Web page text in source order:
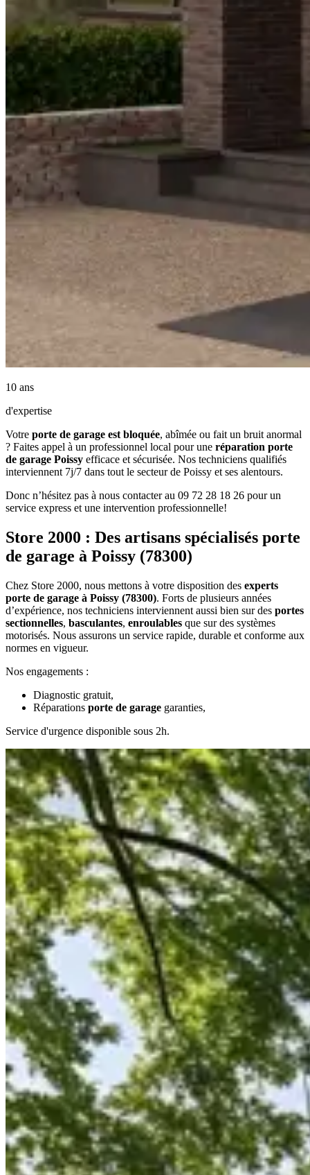
10 ans
d'expertise
Votre porte de garage est bloquée, abîmée ou fait un bruit anormal
? Faites appel à un professionnel local pour une réparation porte
de garage Poissy efficace et sécurisée. Nos techniciens qualifiés
interviennent 7j/7 dans tout le secteur de Poissy et ses alentours.
Donc n’hésitez pas à nous contacter au 09 72 28 18 26 pour un
service express et une intervention professionnelle!
Store 2000 : Des artisans spécialisés porte
de garage à Poissy (78300)
Chez Store 2000, nous mettons à votre disposition des experts
porte de garage à Poissy (78300). Forts de plusieurs années
d’expérience, nos techniciens interviennent aussi bien sur des portes
sectionnelles, basculantes, enroulables que sur des systèmes
motorisés. Nous assurons un service rapide, durable et conforme aux
normes en vigueur.
Nos engagements :
Diagnostic gratuit,
Réparations porte de garage garanties,
Service d'urgence disponible sous 2h.